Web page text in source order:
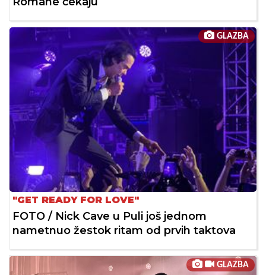
GLAZBA
"GET READY FOR LOVE"
FOTO / Nick Cave u Puli još jednom
nametnuo žestok ritam od prvih taktova
GLAZBA